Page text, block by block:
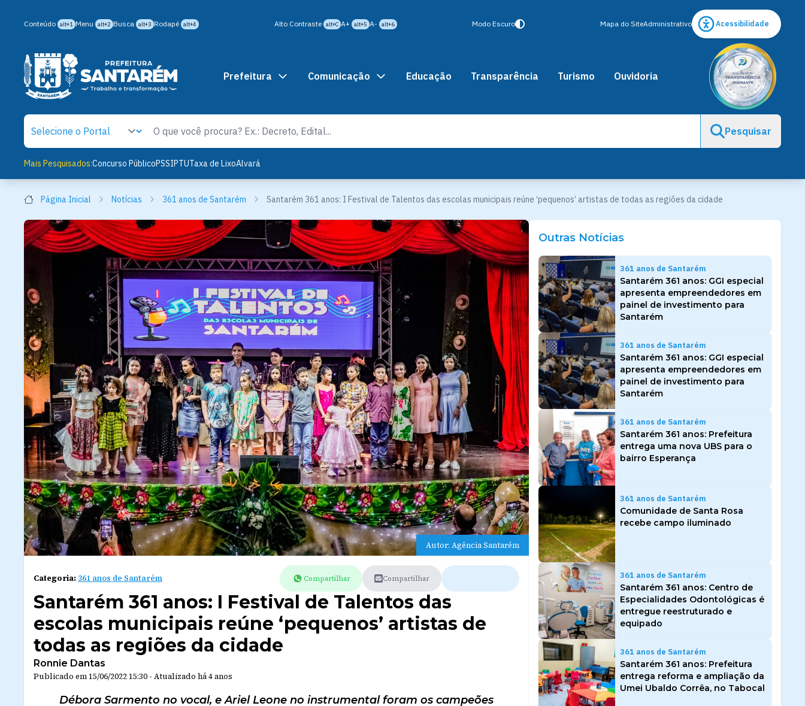
Conteúdo alt+1 Menu alt+2 Busca alt+3 Rodapé alt+4 Alto Contraste alt+C A+ alt+5 A- alt+6 Modo Escuro Mapa do SiteAdministrativo Acessibilidade
Prefeitura Comunicação Educação Transparência Turismo Ouvidoria
Pesquisar
Mais Pesquisados:Concurso PúblicoPSSIPTUTaxa de LixoAlvará
Página Inicial Notícias 361 anos de Santarém Santarém 361 anos: I Festival de Talentos das escolas municipais reúne ‘pequenos’ artistas de todas as regiões da cidade
Autor: Agência Santarém
Categoria:361 anos de Santarém Compartilhar Compartilhar
Santarém 361 anos: I Festival de Talentos das
escolas municipais reúne ‘pequenos’ artistas de
todas as regiões da cidade
Ronnie Dantas
Publicado em 15/06/2022 15:30 - Atualizado há 4 anos
Débora Sarmento no vocal, e Ariel Leone no instrumental foram os campeões
Outras Notícias
361 anos de Santarém
Santarém 361 anos: GGI especial
apresenta empreendedores em
painel de investimento para
Santarém
361 anos de Santarém
Santarém 361 anos: GGI especial
apresenta empreendedores em
painel de investimento para
Santarém
361 anos de Santarém
Santarém 361 anos: Prefeitura
entrega uma nova UBS para o
bairro Esperança
361 anos de Santarém
Comunidade de Santa Rosa
recebe campo iluminado
361 anos de Santarém
Santarém 361 anos: Centro de
Especialidades Odontológicas é
entregue reestruturado e
equipado
361 anos de Santarém
Santarém 361 anos: Prefeitura
entrega reforma e ampliação da
Umei Ubaldo Corrêa, no Tabocal